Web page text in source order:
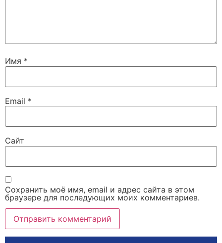
Имя *
Email *
Сайт
Сохранить моё имя, email и адрес сайта в этом
браузере для последующих моих комментариев.